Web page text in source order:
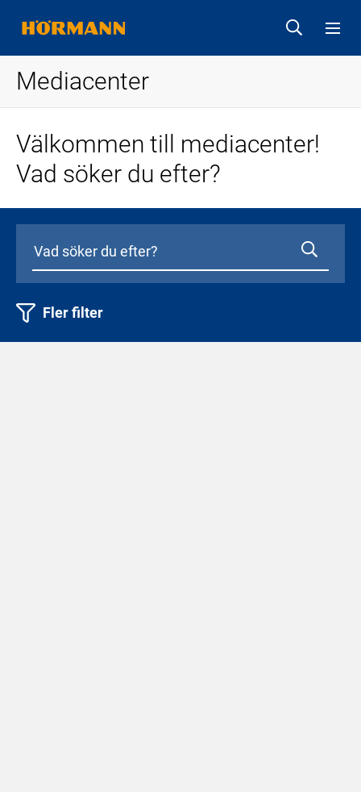
Mediacenter
Välkommen till mediacenter!
Vad söker du efter?
Fler filter